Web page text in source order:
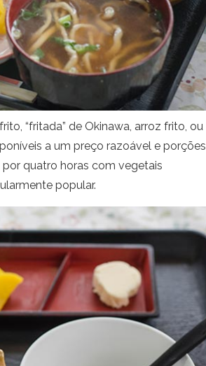
“fritada” de Okinawa, arroz frito, ou
a um preço razoável e porções
por quatro horas com vegetais
popular.